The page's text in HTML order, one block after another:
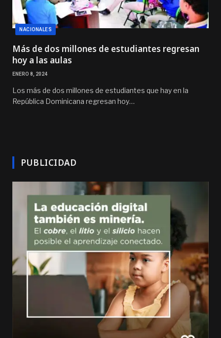
NACIONALES
Más de dos millones de estudiantes regresan
hoy a las aulas
ENERO 8, 2024
Los más de dos millones de estudiantes que hay en la
República Dominicana regresan hoy…
PUBLICIDAD